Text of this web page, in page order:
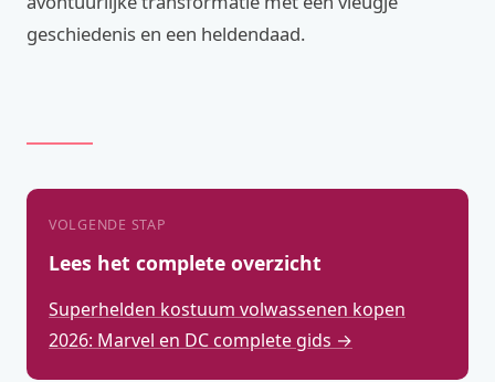
geschiedenis en een heldendaad.
VOLGENDE STAP
Lees het complete overzicht
Superhelden kostuum volwassenen kopen
2026: Marvel en DC complete gids →